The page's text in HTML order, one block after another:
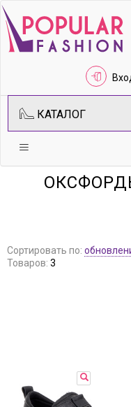
КАТАЛОГ
Сортировать по:
Товаров: 3